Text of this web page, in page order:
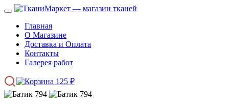
Главная
О Магазине
Доставка и Оплата
Контакты
Галерея работ
125 ₽